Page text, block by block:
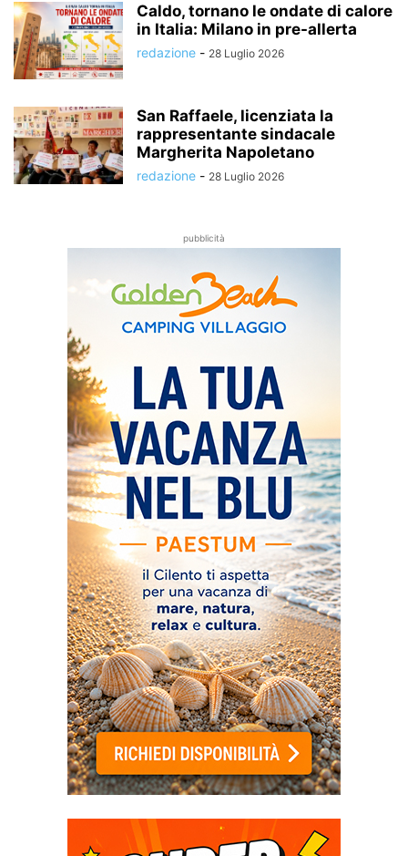
Caldo, tornano le ondate di calore
in Italia: Milano in pre-allerta
redazione - 28 Luglio 2026
San Raffaele, licenziata la
rappresentante sindacale
Margherita Napoletano
redazione - 28 Luglio 2026
pubblicità